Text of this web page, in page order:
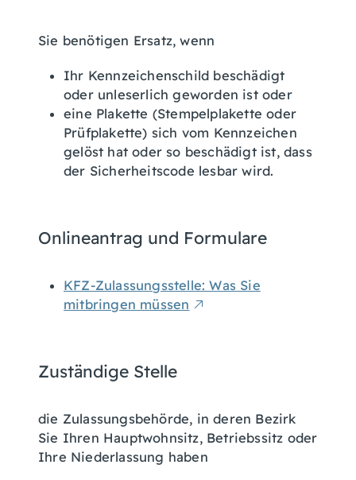
Sie benötigen Ersatz, wenn
Ihr Kennzeichenschild beschädigt
oder unleserlich geworden ist oder
eine Plakette (Stempelplakette oder
Prüfplakette) sich vom Kennzeichen
gelöst hat oder so beschädigt ist, dass
der Sicherheitscode lesbar wird.
Onlineantrag und Formulare
KFZ-Zulassungsstelle: Was Sie
mitbringen müssen
Zuständige Stelle
die Zulassungsbehörde, in deren Bezirk
Sie Ihren Hauptwohnsitz, Betriebssitz oder
Ihre Niederlassung haben